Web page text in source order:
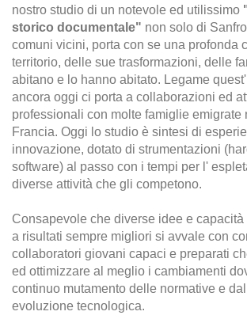
nostro studio di un notevole ed utilissimo
storico documentale" non solo di
comuni vicini, porta con se una profonda
territorio, delle sue trasformazioni, delle
abitano e lo hanno abitato. Legame
ancora oggi ci porta a collaborazioni ed
professionali con molte famiglie emigrate
Francia. Oggi lo studio è sintesi di
innovazione, dotato di strumentazioni
software) al passo con i tempi per l'
diverse attività che gli competono.
Consapevole che diverse idee e capacità
a risultati sempre migliori si avvale con
collaboratori giovani capaci e preparati
ed ottimizzare al meglio i cambiamenti
continuo mutamento delle normative e
evoluzione tecnologica.